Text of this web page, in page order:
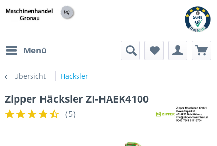
Menü
Übersicht Häcksler
Zipper Häcksler ZI-HAEK4100
(5)